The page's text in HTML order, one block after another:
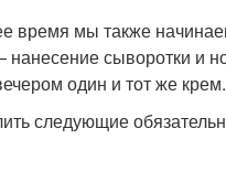
время мы также
сыворотки и
один и тот же крем.
следующие